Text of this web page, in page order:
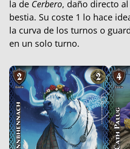
la de Cerbero, daño directo
bestia. Su coste 1 lo hace
la curva de los turnos o
en un solo turno.